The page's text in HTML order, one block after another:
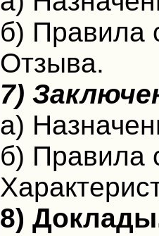
б) Правила
Отзыва.
7)
а)
б) Правила
8)